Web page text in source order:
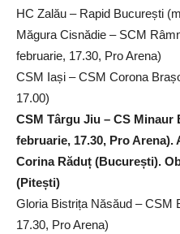
HC Zalău – Rapid București
Măgura Cisnădie – SCM
februarie, 17.30, Pro Arena)
CSM Iași – CSM Corona
17.00)
CSM Târgu Jiu – CS Minaur
februarie, 17.30, Pro
Corina Răduț (București).
(Pitești)
Gloria Bistrița Năsăud – CSM
17.30, Pro Arena)